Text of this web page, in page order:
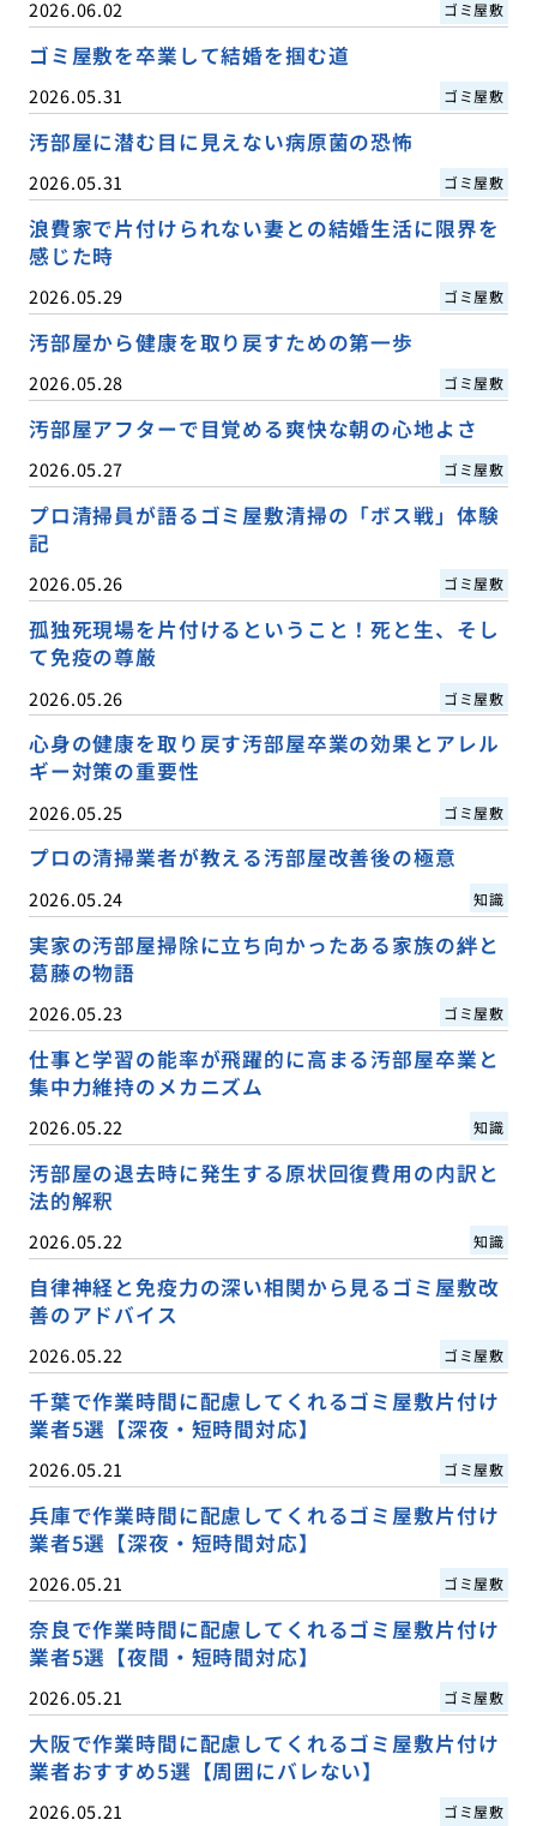
2026.06.02 ゴミ屋敷
ゴミ屋敷を卒業して結婚を掴む道
2026.05.31 ゴミ屋敷
汚部屋に潜む目に見えない病原菌の恐怖
2026.05.31 ゴミ屋敷
浪費家で片付けられない妻との結婚生活に限界を
感じた時
2026.05.29 ゴミ屋敷
汚部屋から健康を取り戻すための第一歩
2026.05.28 ゴミ屋敷
汚部屋アフターで目覚める爽快な朝の心地よさ
2026.05.27 ゴミ屋敷
プロ清掃員が語るゴミ屋敷清掃の「ボス戦」体験
記
2026.05.26 ゴミ屋敷
孤独死現場を片付けるということ！死と生、そし
て免疫の尊厳
2026.05.26 ゴミ屋敷
心身の健康を取り戻す汚部屋卒業の効果とアレル
ギー対策の重要性
2026.05.25 ゴミ屋敷
プロの清掃業者が教える汚部屋改善後の極意
2026.05.24 知識
実家の汚部屋掃除に立ち向かったある家族の絆と
葛藤の物語
2026.05.23 ゴミ屋敷
仕事と学習の能率が飛躍的に高まる汚部屋卒業と
集中力維持のメカニズム
2026.05.22 知識
汚部屋の退去時に発生する原状回復費用の内訳と
法的解釈
2026.05.22 知識
自律神経と免疫力の深い相関から見るゴミ屋敷改
善のアドバイス
2026.05.22 ゴミ屋敷
千葉で作業時間に配慮してくれるゴミ屋敷片付け
業者5選【深夜・短時間対応】
2026.05.21 ゴミ屋敷
兵庫で作業時間に配慮してくれるゴミ屋敷片付け
業者5選【深夜・短時間対応】
2026.05.21 ゴミ屋敷
奈良で作業時間に配慮してくれるゴミ屋敷片付け
業者5選【夜間・短時間対応】
2026.05.21 ゴミ屋敷
大阪で作業時間に配慮してくれるゴミ屋敷片付け
業者おすすめ5選【周囲にバレない】
2026.05.21 ゴミ屋敷